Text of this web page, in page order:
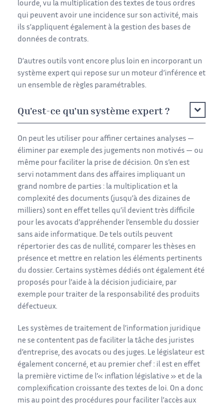
lourde, vu la multiplication des textes de tous ordres
qui peuvent avoir une incidence sur son activité, mais
ils s’appliquent également à la gestion des bases de
données de contrats.
D’autres outils vont encore plus loin en incorporant un
système expert qui repose sur un moteur d’inférence et
un ensemble de règles paramétrables.
Qu'est-ce qu'un système expert ?
On peut les utiliser pour affiner certaines analyses —
éliminer par exemple des jugements non motivés — ou
même pour faciliter la prise de décision. On s’en est
servi notamment dans des affaires impliquant un
grand nombre de parties : la multiplication et la
complexité des documents (jusqu’à des dizaines de
milliers) sont en effet telles qu’il devient très difficile
pour les avocats d’appréhender l’ensemble du dossier
sans aide informatique. De tels outils peuvent
répertorier des cas de nullité, comparer les thèses en
présence et mettre en relation les éléments pertinents
du dossier. Certains systèmes dédiés ont également été
proposés pour l’aide à la décision judiciaire, par
exemple pour traiter de la responsabilité des produits
défectueux.
Les systèmes de traitement de l’information juridique
ne se contentent pas de faciliter la tâche des juristes
d’entreprise, des avocats ou des juges. Le législateur est
également concerné, et au premier chef : il est en effet
la première victime de l’« inflation législative » et de la
complexification croissante des textes de loi. On a donc
mis au point des procédures pour faciliter l’accès aux